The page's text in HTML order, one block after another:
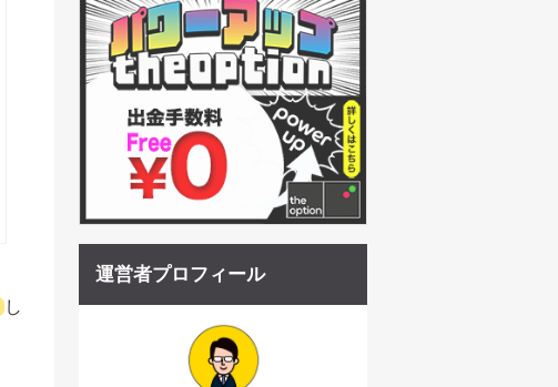
し
運営者プロフィール